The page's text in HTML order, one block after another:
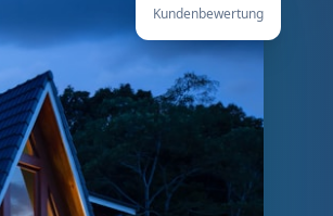
Kundenbewertung